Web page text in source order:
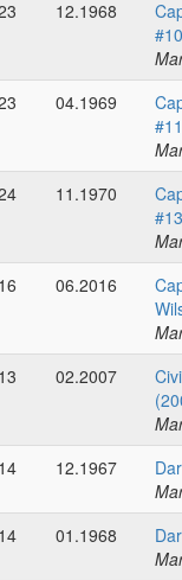
12.1968
04.1969
11.1970
06.2016
02.2007
12.1967
01.1968